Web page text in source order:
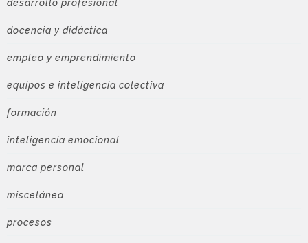
desarrollo profesional
docencia y didáctica
empleo y emprendimiento
equipos e inteligencia colectiva
formación
inteligencia emocional
marca personal
miscelánea
procesos